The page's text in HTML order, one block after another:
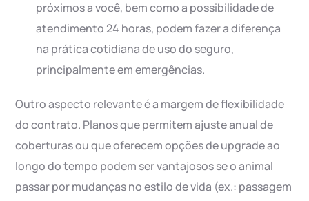
próximos a você, bem como a possibilidade de
atendimento 24 horas, podem fazer a diferença
na prática cotidiana de uso do seguro,
principalmente em emergências.
Outro aspecto relevante é a margem de flexibilidade
do contrato. Planos que permitem ajuste anual de
coberturas ou que oferecem opções de upgrade ao
longo do tempo podem ser vantajosos se o animal
passar por mudanças no estilo de vida (ex.: passagem